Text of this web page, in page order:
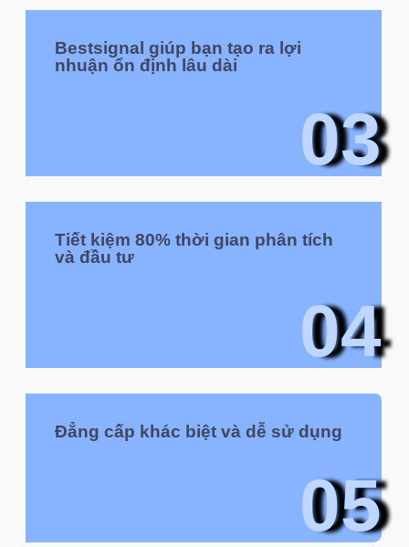
Bestsignal giúp bạn tạo ra lợi
nhuận ổn định lâu dài
03
Tiết kiệm 80% thời gian phân tích
và đầu tư
04
Đẳng cấp khác biệt và dễ sử dụng
05